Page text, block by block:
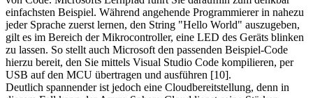
einfachsten Beispiel. Während angehende Programmierer in nahezu
jeder Sprache zuerst lernen, den String "Hello World" auszugeben,
gilt es im Bereich der Mikrocontroller, eine LED des Geräts blinken
zu lassen. So stellt auch Microsoft den passenden Beispiel-Code
hierzu bereit, den Sie mittels Visual Studio Code kompilieren, per
USB auf den MCU übertragen und ausführen [10].
Deutlich spannender ist jedoch eine Cloudbereitstellung, denn in